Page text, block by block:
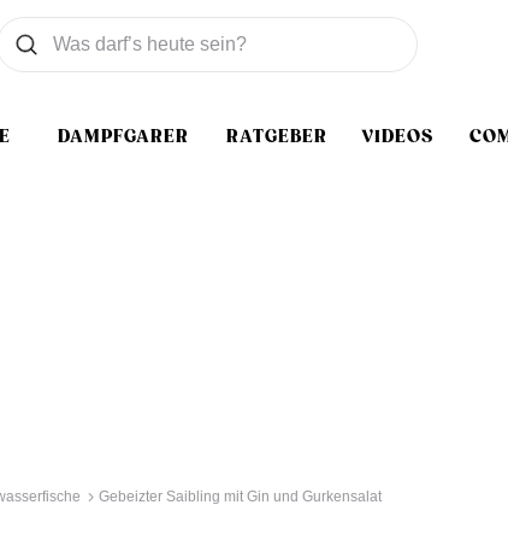
DAMPFGARER RATGEBER VIDEOS
Was wollen Sie suchen
Suchen
Gebeizter Saibling mit Gin und Gurkensalat